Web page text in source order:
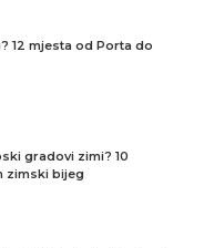
12 mjesta od Porta do
gradovi zimi? 10
zimski bijeg